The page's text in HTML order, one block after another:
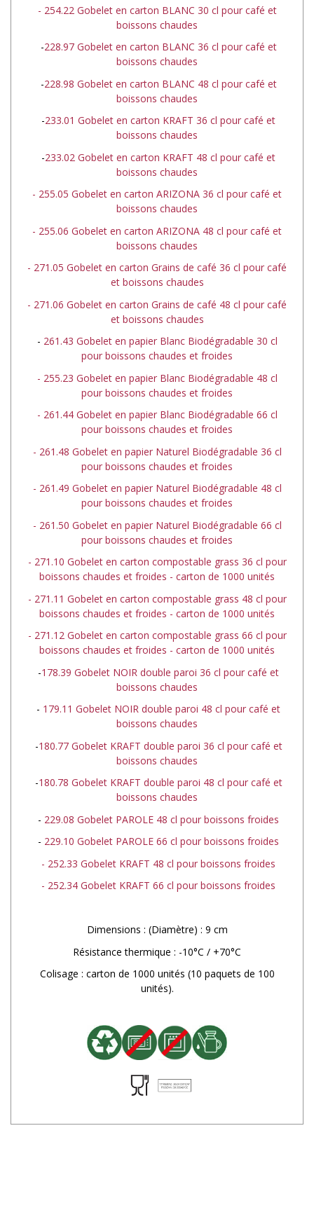
- 254.22 Gobelet en carton BLANC 30 cl pour café et
boissons chaudes
-228.97 Gobelet en carton BLANC 36 cl pour café et
boissons chaudes
-228.98 Gobelet en carton BLANC 48 cl pour café et
boissons chaudes
-233.01 Gobelet en carton KRAFT 36 cl pour café et
boissons chaudes
-233.02 Gobelet en carton KRAFT 48 cl pour café et
boissons chaudes
- 255.05 Gobelet en carton ARIZONA 36 cl pour café et
boissons chaudes
- 255.06 Gobelet en carton ARIZONA 48 cl pour café et
boissons chaudes
- 271.05 Gobelet en carton Grains de café 36 cl pour café
et boissons chaudes
- 271.06 Gobelet en carton Grains de café 48 cl pour café
et boissons chaudes
- 261.43 Gobelet en papier Blanc Biodégradable 30 cl
pour boissons chaudes et froides
- 255.23 Gobelet en papier Blanc Biodégradable 48 cl
pour boissons chaudes et froides
- 261.44 Gobelet en papier Blanc Biodégradable 66 cl
pour boissons chaudes et froides
- 261.48 Gobelet en papier Naturel Biodégradable 36 cl
pour boissons chaudes et froides
- 261.49 Gobelet en papier Naturel Biodégradable 48 cl
pour boissons chaudes et froides
- 261.50 Gobelet en papier Naturel Biodégradable 66 cl
pour boissons chaudes et froides
- 271.10 Gobelet en carton compostable grass 36 cl pour
boissons chaudes et froides - carton de 1000 unités
- 271.11 Gobelet en carton compostable grass 48 cl pour
boissons chaudes et froides - carton de 1000 unités
- 271.12 Gobelet en carton compostable grass 66 cl pour
boissons chaudes et froides - carton de 1000 unités
-178.39 Gobelet NOIR double paroi 36 cl pour café et
boissons chaudes
- 179.11 Gobelet NOIR double paroi 48 cl pour café et
boissons chaudes
-180.77 Gobelet KRAFT double paroi 36 cl pour café et
boissons chaudes
-180.78 Gobelet KRAFT double paroi 48 cl pour café et
boissons chaudes
- 229.08 Gobelet PAROLE 48 cl pour boissons froides
- 229.10 Gobelet PAROLE 66 cl pour boissons froides
- 252.33 Gobelet KRAFT 48 cl pour boissons froides
- 252.34 Gobelet KRAFT 66 cl pour boissons froides
Dimensions : (Diamètre) : 9 cm
Résistance thermique : -10°C / +70°C
Colisage : carton de 1000 unités (10 paquets de 100
unités).